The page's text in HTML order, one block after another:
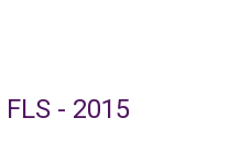
- 2015